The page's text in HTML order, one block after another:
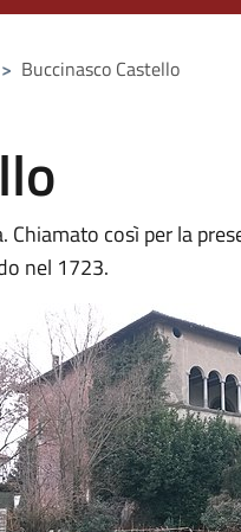
> Buccinasco Castello
così per la
nel 1723.